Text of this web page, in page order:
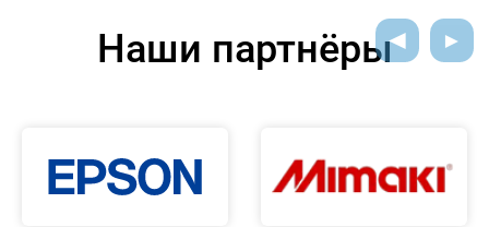
Наши партнёры